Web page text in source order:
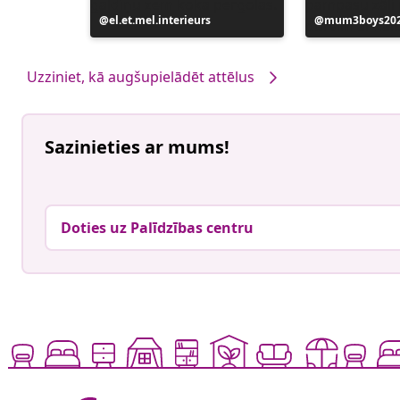
Ierakstu
publicējis
el.et.mel.interieurs
Ierakstu
publicējis
Uzziniet, kā augšupielādēt attēlus
Sazinieties ar mums!
Doties uz Palīdzības centru